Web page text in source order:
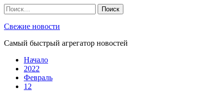
Skip
to
content
Найти:
Свежие новости
Самый быстрый агрегатор новостей
Начало
2022
Февраль
12